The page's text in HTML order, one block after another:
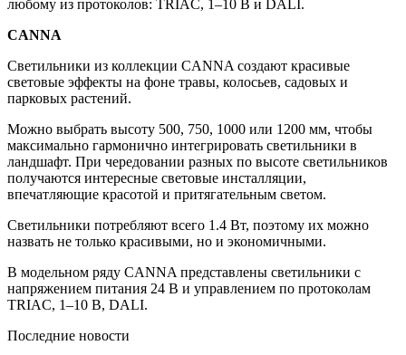
любому из протоколов: TRIAC, 1–10 В и DALI.
CANNA
Светильники из коллекции CANNA создают красивые
световые эффекты на фоне травы, колосьев, садовых и
парковых растений.
Можно выбрать высоту 500, 750, 1000 или 1200 мм, чтобы
максимально гармонично интегрировать светильники в
ландшафт. При чередовании разных по высоте светильников
получаются интересные световые инсталляции,
впечатляющие красотой и притягательным светом.
Светильники потребляют всего 1.4 Вт, поэтому их можно
назвать не только красивыми, но и экономичными.
В модельном ряду CANNA представлены светильники с
напряжением питания 24 В и управлением по протоколам
TRIAC, 1–10 В, DALI.
Последние новости